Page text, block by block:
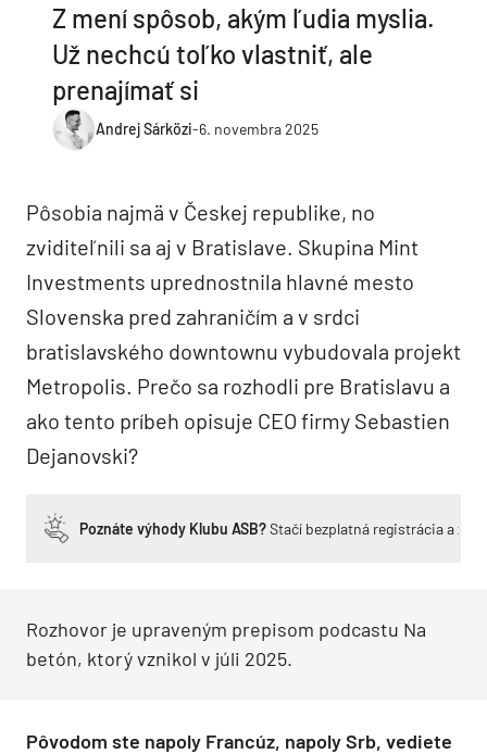
Z mení spôsob, akým ľudia myslia.
Už nechcú toľko vlastniť, ale
prenajímať si
Andrej Sárközi-6. novembra 2025
Pôsobia najmä v Českej republike, no
zviditeľnili sa aj v Bratislave. Skupina Mint
Investments uprednostnila hlavné mesto
Slovenska pred zahraničím a v srdci
bratislavského downtownu vybudovala projekt
Metropolis. Prečo sa rozhodli pre Bratislavu a
ako tento príbeh opisuje CEO firmy Sebastien
Dejanovski?
Poznáte výhody Klubu ASB?Stačí bezplatná registrácia a
Rozhovor je upraveným prepisom podcastu Na
betón, ktorý vznikol v júli 2025.
Pôvodom ste napoly Francúz, napoly Srb, vediete